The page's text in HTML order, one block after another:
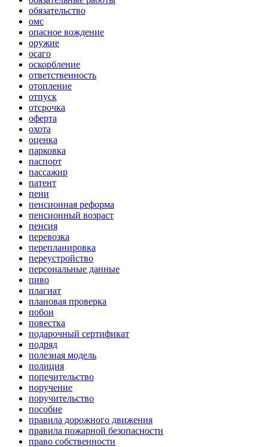
обязательство
омс
опасное вождение
оружие
осаго
оскорбление
ответственность
отопление
отпуск
отсрочка
оферта
охота
оценка
парковка
паспорт
пассажир
патент
пени
пенсионная реформа
пенсионный возраст
пенсия
перевозка
перепланировка
переустройство
персональные данные
пиво
плагиат
плановая проверка
побои
повестка
подарочный сертификат
подряд
полезная модель
полиция
попечительство
поручение
поручительство
пособие
правила дорожного движения
правила пожарной безопасности
право собственности